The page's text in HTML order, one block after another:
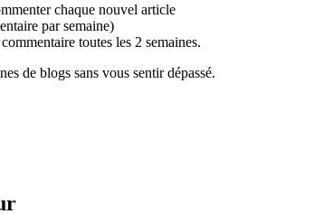
chaque nouvel article
par semaine)
toutes les 2 semaines.
de blogs sans vous sentir dépassé.